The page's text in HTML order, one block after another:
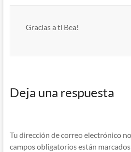
Gracias a ti Bea!
Deja una respuesta
Tu dirección de correo electrónico
campos obligatorios están